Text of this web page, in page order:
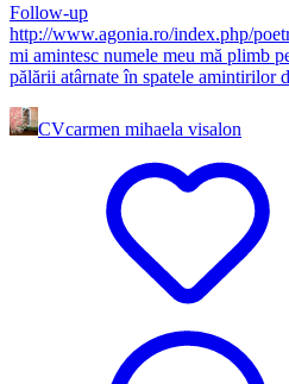
Follow-up
http://www.agonia.ro/index.php/
mi amintesc numele meu mă plimb
pălării atârnate în spatele amintirilor
CVcarmen mihaela visalon